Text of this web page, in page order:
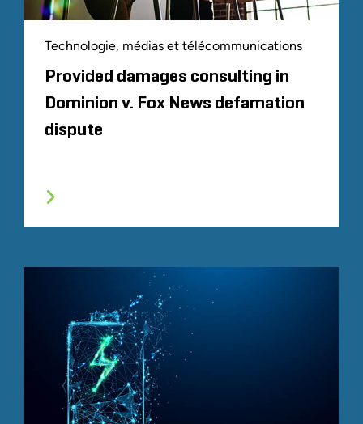
Technologie, médias et télécommunications
Provided damages consulting in
Dominion v. Fox News defamation
dispute